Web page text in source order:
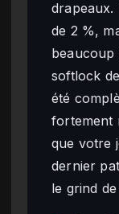
drapeaux.
de 2 %,
beaucoup
softlock
été
fortement
que votre
dernier
le grind